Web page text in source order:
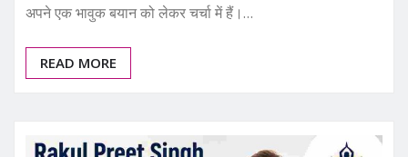
अपने एक भावुक बयान को लेकर चर्चा में हैं।…
READ MORE